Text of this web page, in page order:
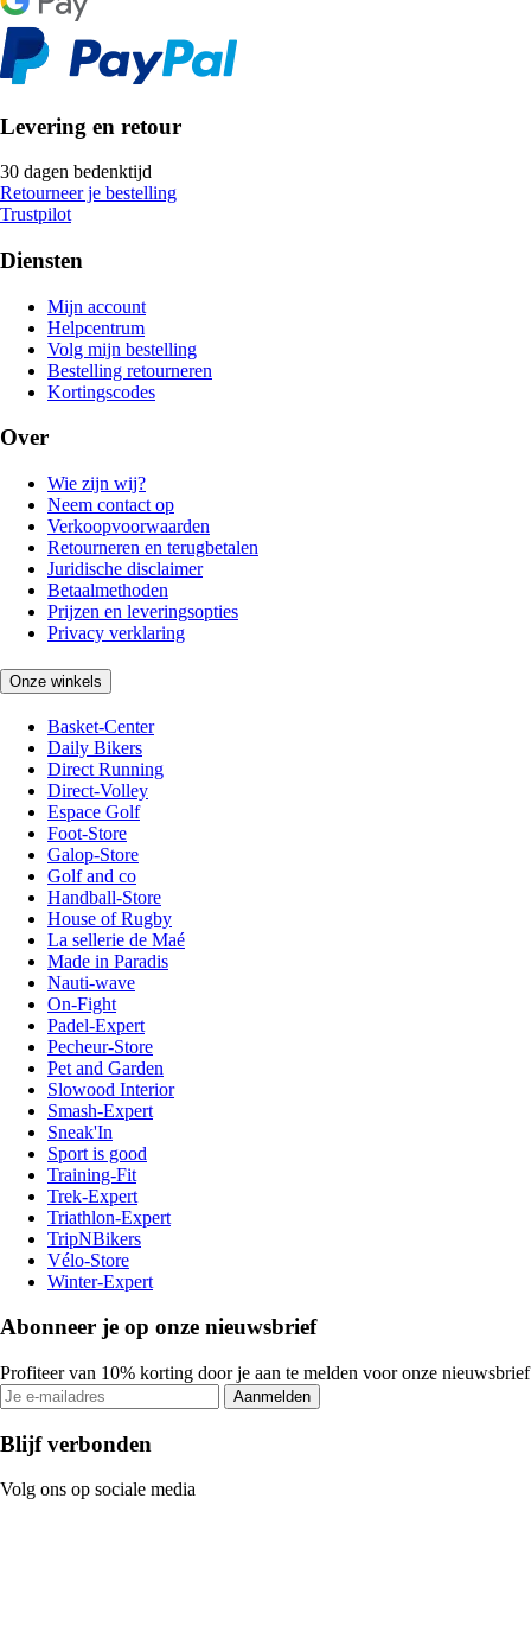
Levering en retour
30 dagen bedenktijd
Retourneer je bestelling
Trustpilot
Diensten
Mijn account
Helpcentrum
Volg mijn bestelling
Bestelling retourneren
Kortingscodes
Over
Wie zijn wij?
Neem contact op
Verkoopvoorwaarden
Retourneren en terugbetalen
Juridische disclaimer
Betaalmethoden
Prijzen en leveringsopties
Privacy verklaring
Onze winkels
Basket-Center
Daily Bikers
Direct Running
Direct-Volley
Espace Golf
Foot-Store
Galop-Store
Golf and co
Handball-Store
House of Rugby
La sellerie de Maé
Made in Paradis
Nauti-wave
On-Fight
Padel-Expert
Pecheur-Store
Pet and Garden
Slowood Interior
Smash-Expert
Sneak'In
Sport is good
Training-Fit
Trek-Expert
Triathlon-Expert
TripNBikers
Vélo-Store
Winter-Expert
Abonneer je op onze nieuwsbrief
Profiteer van 10% korting door je aan te melden voor onze nieuwsbrief
Aanmelden
Blijf verbonden
Volg ons op sociale media